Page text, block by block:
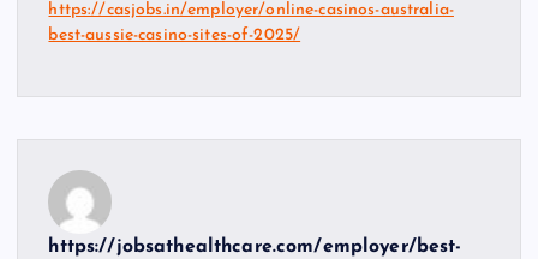
https://casjobs.in/employer/online-casinos-australia-
best-aussie-casino-sites-of-2025/
https://jobsathealthcare.com/employer/best-